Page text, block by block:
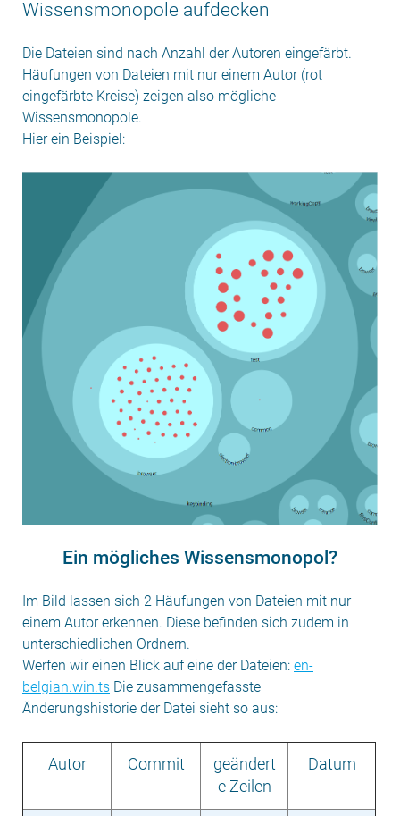
Wissensmonopole aufdecken
Die Dateien sind nach Anzahl der Autoren eingefärbt.
Häufungen von Dateien mit nur einem Autor (rot
eingefärbte Kreise) zeigen also mögliche
Wissensmonopole.
Hier ein Beispiel:
Ein mögliches Wissensmonopol?
Im Bild lassen sich 2 Häufungen von Dateien mit nur
einem Autor erkennen. Diese befinden sich zudem in
unterschiedlichen Ordnern.
Werfen wir einen Blick auf eine der Dateien: en-
belgian.win.ts Die zusammengefasste
Änderungshistorie der Datei sieht so aus:
Autor Commit
geändert
e Zeilen
Datum